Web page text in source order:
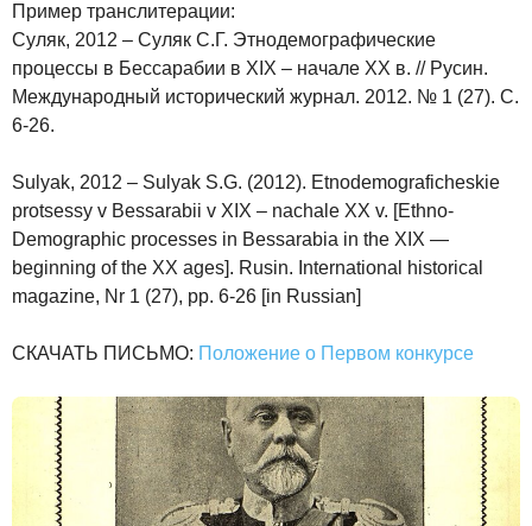
Пример транслитерации:
Суляк, 2012 – Суляк С.Г. Этнодемографические
процессы в Бессарабии в XIX – начале XX в. // Русин.
Международный исторический журнал. 2012. № 1 (27). С.
6-26.
Sulyak, 2012 – Sulyak S.G. (2012). Etnodemograficheskie
protsessy v Bessarabii v XIX – nachale XX v. [Ethno-
Demographic processes in Bessarabia in the XIX —
beginning of the XX ages]. Rusin. International historical
magazine, Nr 1 (27), pp. 6-26 [in Russian]
СКАЧАТЬ ПИСЬМО: Положение о Первом конкурсе